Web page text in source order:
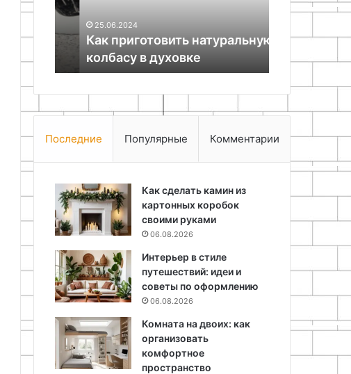
25.06.2024
Как приготовить натуральную
колбасу в духовке
преображают
06.08.2026
пледы
Последние Популярные Комментарии
Как сделать камин из
картонных коробок
своими руками
06.08.2026
Интерьер в стиле
путешествий: идеи и
советы по оформлению
06.08.2026
Комната на двоих: как
организовать
комфортное
пространство